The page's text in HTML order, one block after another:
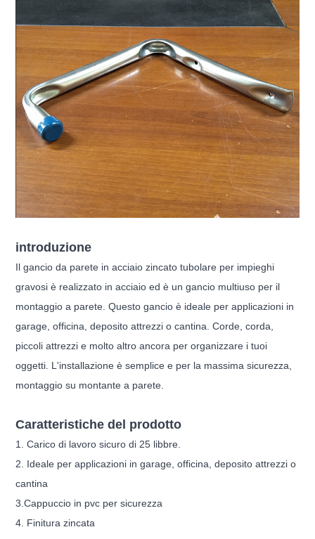
introduzione
Il gancio da parete in acciaio zincato tubolare per impieghi
gravosi è realizzato in acciaio ed è un gancio multiuso per il
montaggio a parete. Questo gancio è ideale per applicazioni in
garage, officina, deposito attrezzi o cantina. Corde, corda,
piccoli attrezzi e molto altro ancora per organizzare i tuoi
oggetti. L'installazione è semplice e per la massima sicurezza,
montaggio su montante a parete.
Caratteristiche del prodotto
1. Carico di lavoro sicuro di 25 libbre.
2. Ideale per applicazioni in garage, officina, deposito attrezzi o
cantina
3.Cappuccio in pvc per sicurezza
4. Finitura zincata